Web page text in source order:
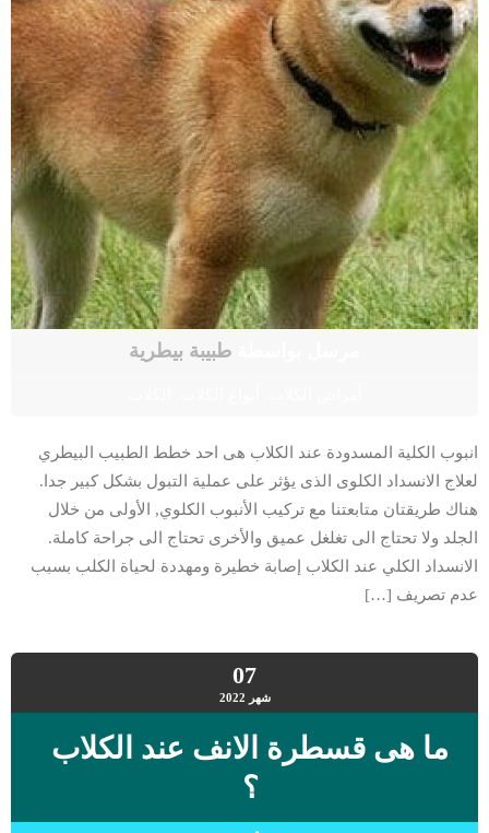
طبيبة بيطرية
انبوب الكلية المسدودة عند الكلاب هى احد خطط الطبيب البيطري
لعلاج الانسداد الكلوى الذى يؤثر على عملية التبول بشكل كبير جدا.
هناك طريقتان متابعتنا مع تركيب الأنبوب الكلوي, الأولى من خلال
الجلد ولا تحتاج الى تغلغل عميق والأخرى تحتاج الى جراحة كاملة.
الانسداد الكلي عند الكلاب إصابة خطيرة ومهددة لحياة الكلب بسبب
عدم تصريف […]
07
شهر 2022
ما هى قسطرة الانف عند الكلاب
؟